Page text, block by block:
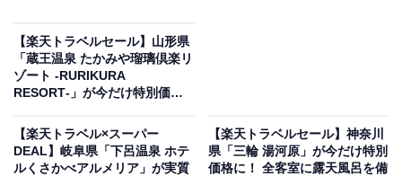
宇奈月温泉の老舗旅館 延対寺荘（画像出典：楽天トラベル）
ル・旅館」で1位を獲得しているのは、「宇奈月温泉の
老舗旅館 延対寺荘」です。
【楽天トラベルセール】山形県
「蔵王温泉 たかみや瑠璃倶楽リ
ゾート ‐RURIKURA
RESORT‐」が今だけ特別価格
雄大な景色を堪能【6月19日】
【楽天トラベル×スーパー
DEAL】岐阜県「下呂温泉 ホテ
ルくさかべアルメリア」が実質
【楽天トラベルセール】神奈川
県「三輪 湯河原」が今だけ特別
価格に！ 全客室に露天風呂を備